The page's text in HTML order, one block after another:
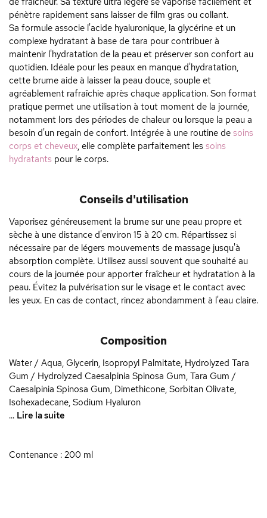
pénètre rapidement sans laisser de film gras ou collant.
Sa formule associe l'acide hyaluronique, la glycérine et un
complexe hydratant à base de tara pour contribuer à
maintenir l'hydratation de la peau et préserver son confort au
quotidien. Idéale pour les peaux en manque d'hydratation,
cette brume aide à laisser la peau douce, souple et
agréablement rafraîchie après chaque application. Son format
pratique permet une utilisation à tout moment de la journée,
notamment lors des périodes de chaleur ou lorsque la peau a
besoin d'un regain de confort. Intégrée à une routine de soins
corps et cheveux, elle complète parfaitement les soins
hydratants pour le corps.
Conseils d'utilisation
Vaporisez généreusement la brume sur une peau propre et
sèche à une distance d'environ 15 à 20 cm. Répartissez si
nécessaire par de légers mouvements de massage jusqu'à
absorption complète. Utilisez aussi souvent que souhaité au
cours de la journée pour apporter fraîcheur et hydratation à la
peau. Évitez la pulvérisation sur le visage et le contact avec
les yeux. En cas de contact, rincez abondamment à l'eau claire.
Composition
Water / Aqua, Glycerin, Isopropyl Palmitate, Hydrolyzed Tara
Gum / Hydrolyzed Caesalpinia Spinosa Gum, Tara Gum /
Caesalpinia Spinosa Gum, Dimethicone, Sorbitan Olivate,
Isohexadecane, Sodium Hyaluron
... Lire la suite
Contenance : 200 ml